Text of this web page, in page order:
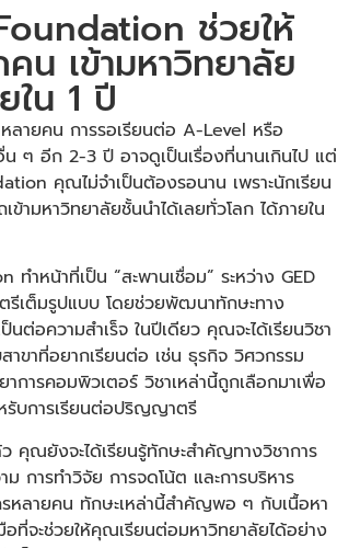
ช่วยให้
น เข้ามหาวิทยาลัย
ใน 1 ปี
ลายคน การรอเรียนต่อ A-Level หรือ
ๆ อีก 2-3 ปี อาจดูเป็นเรื่องที่นานเกินไป แต่
คุณไม่จำเป็นต้องรอนาน เพราะนักเรียน
ข้ามหาวิทยาลัยชั้นนำได้เลยทั่วโลก ได้ภายใน
ำหน้าที่เป็น “สะพานเชื่อม” ระหว่าง GED
รีเต็มรูปแบบ โดยช่วยพัฒนาทักษะทาง
นต่อความสำเร็จ ในปีเดียว คุณจะได้เรียนวิชา
ขาที่อยากเรียนต่อ เช่น ธุรกิจ วิศวกรรม
การคอมพิวเตอร์ วิชาเหล่านี้ถูกเลือกมาเพื่อ
รับการเรียนต่อปริญญาตรี
คุณยังจะได้เรียนรู้ทักษะสำคัญทางวิชาการ
ม การทำวิจัย การจดโน้ต และการบริหาร
รหลายคน ทักษะเหล่านี้สำคัญพอ ๆ กับเนื้อหา
อที่จะช่วยให้คุณเรียนต่อมหาวิทยาลัยได้อย่าง